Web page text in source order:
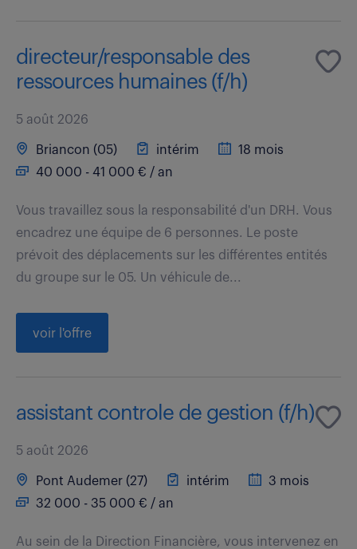
directeur/responsable des
ressources humaines (f/h)
5 août 2026
Briancon (05) intérim
18 mois
40 000 - 41 000 € / an
Vous travaillez sous la responsabilité d'un DRH. Vous
encadrez une équipe de 6 personnes. Le poste
prévoit des déplacements sur les différentes entités
du groupe sur le 05. Un véhicule de...
voir l'offre
assistant controle de gestion (f/h)
5 août 2026
Pont Audemer (27) intérim
3 mois
32 000 - 35 000 € / an
Au sein de la Direction Financière, vous intervenez en